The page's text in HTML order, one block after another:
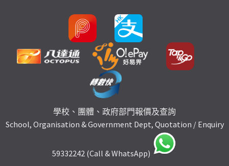
學校、團體、政府部門報價及查詢
School, Organisation & Government Dept, Quotation / Enquiry
59332242 (Call & WhatsApp)